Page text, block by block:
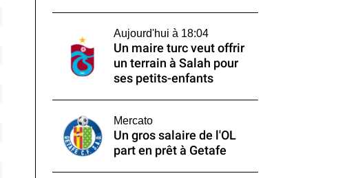
Aujourd'hui à 18:04
Un maire turc veut offrir
un terrain à Salah pour
ses petits-enfants
Mercato
Un gros salaire de l'OL
part en prêt à Getafe